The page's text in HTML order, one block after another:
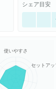
シェア目安
使いやすさ
セットアッ